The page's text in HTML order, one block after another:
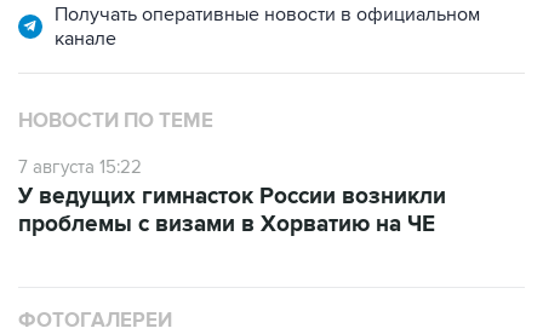
Получать оперативные новости в официальном
канале
НОВОСТИ ПО ТЕМЕ
7 августа 15:22
У ведущих гимнасток России возникли
проблемы с визами в Хорватию на ЧЕ
ФОТОГАЛЕРЕИ